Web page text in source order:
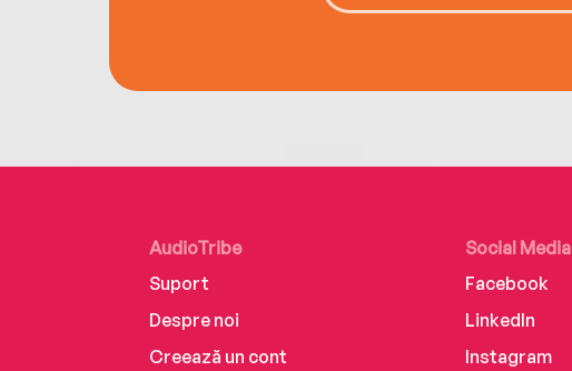
AudioTribe
Suport
Despre noi
Creează un cont
Social Media
Facebook
LinkedIn
Instagram